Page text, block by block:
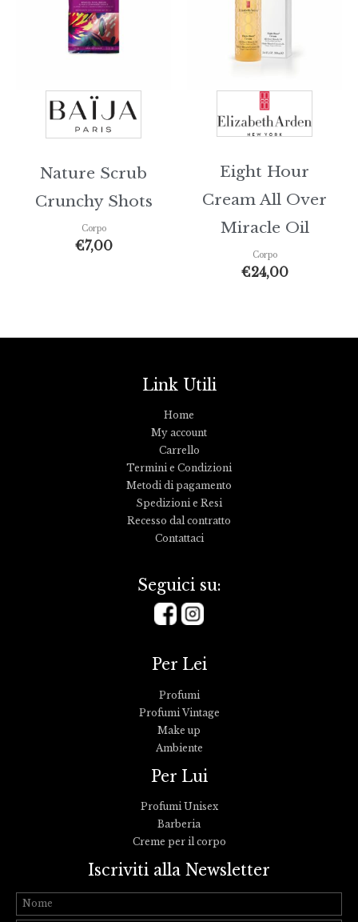
Nature Scrub
Crunchy Shots
Corpo
€7,00
Eight Hour
Cream All Over
Miracle Oil
Corpo
€24,00
Link Utili
Home
My account
Carrello
Termini e Condizioni
Metodi di pagamento
Spedizioni e Resi
Recesso dal contratto
Contattaci
Seguici su:
Per Lei
Profumi
Profumi Vintage
Make up
Ambiente
Per Lui
Profumi Unisex
Barberia
Creme per il corpo
Iscriviti alla Newsletter